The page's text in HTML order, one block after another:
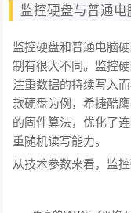
监控硬盘与普通电
监控硬盘和普通电脑
制有很大不同。监控
注重数据的持续写入
款硬盘为例，希捷酷
的固件算法，优化了
重随机读写能力。
从技术参数来看，监控